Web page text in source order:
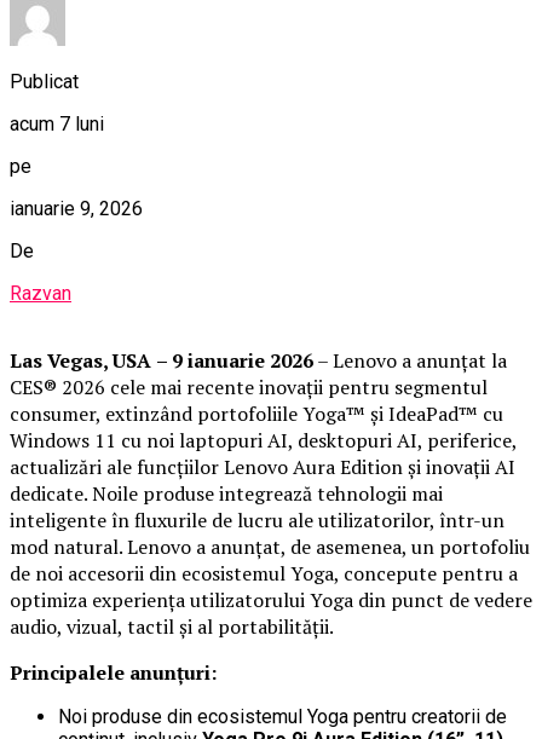
Publicat
acum 7 luni
pe
ianuarie 9, 2026
De
Razvan
Las Vegas, USA – 9 ianuarie 2026– Lenovo a anunțat la
CES® 2026 cele mai recente inovații pentru segmentul
consumer, extinzând portofoliile Yoga™ și IdeaPad™ cu
Windows 11 cu noi laptopuri AI, desktopuri AI, periferice,
actualizări ale funcțiilor Lenovo Aura Edition și inovații AI
dedicate. Noile produse integrează tehnologii mai
inteligente în fluxurile de lucru ale utilizatorilor, într-un
mod natural. Lenovo a anunțat, de asemenea, un portofoliu
de noi accesorii din ecosistemul Yoga, concepute pentru a
optimiza experiența utilizatorului Yoga din punct de vedere
audio, vizual, tactil și al portabilității.
Principalele anunțuri:
Noi produse din ecosistemul Yoga pentru creatorii de